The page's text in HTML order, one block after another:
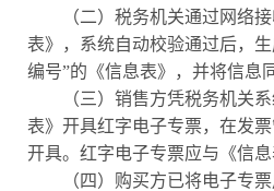
（二）税务机关通过网络接
表》，系统自动校验通过后，
编号”的《信息表》，并将信息
（三）销售方凭税务机关系
表》开具红字电子专票，在发
开具。红字电子专票应与《信息
（四）购买方已将电子专票